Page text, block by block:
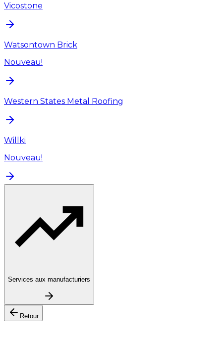
Vicostone
Watsontown Brick
Nouveau!
Western States Metal Roofing
Willki
Nouveau!
Services aux manufacturiers
Retour